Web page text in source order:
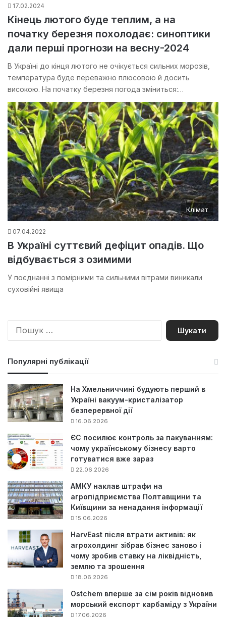
17.02.2024
Кінець лютого буде теплим, а на
початку березня похолодає: синоптики
дали перші прогнози на весну-2024
В Україні до кінця лютого не очікується сильних морозів,
температура буде переважно плюсовою й досить
високою. На початку березня погода зміниться:…
Клімат
07.04.2022
В Україні суттєвий дефіцит опадів. Що
відбувається з озимими
У поєднанні з помірними та сильними вітрами виникали
суховійні явища
П
Популярні публікації
На Хмельниччині будують перший в
Україні вакуум-кристалізатор
безперервної дії
16.06.2026
ЄС посилює контроль за пакуванням:
чому українському бізнесу варто
готуватися вже зараз
22.06.2026
АМКУ наклав штрафи на
агропідприємства Полтавщини та
Київщини за ненадання інформації
15.06.2026
HarvEast після втрати активів: як
агрохолдинг зібрав бізнес заново і
чому зробив ставку на ліквідність,
землю та зрошення
18.06.2026
Ostchem вперше за сім років відновив
морський експорт карбаміду з України
17.06.2026